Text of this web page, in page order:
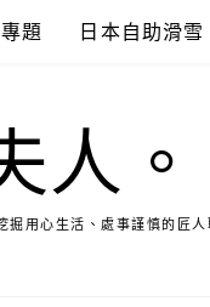
題 日本自助滑雪
人。
用心生活、處事謹慎的匠人